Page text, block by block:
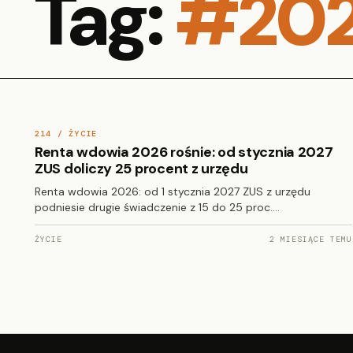
Tag:
214 / ŻYCIE
Renta wdowia 2026 rośnie: od stycznia 2027
ZUS doliczy 25 procent z urzędu
Renta wdowia 2026: od 1 stycznia 2027 ZUS z urzędu
podniesie drugie świadczenie z 15 do 25 proc.…
ŻYCIE 2 MIESIĄCE TEMU